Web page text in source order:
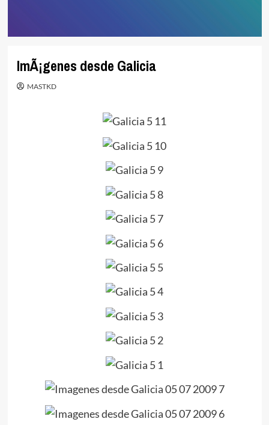
ImÃ¡genes desde Galicia
MASTKD